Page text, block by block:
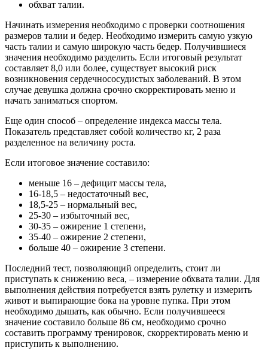
обхват талии.
Начинать измерения необходимо с проверки соотношения
размеров талии и бедер. Необходимо измерить самую узкую
часть талии и самую широкую часть бедер. Получившиеся
значения необходимо разделить. Если итоговый результат
составляет 8,0 или более, существует высокий риск
возникновения сердечнососудистых заболеваний. В этом
случае девушка должна срочно скорректировать меню и
начать заниматься спортом.
Еще один способ – определение индекса массы тела.
Показатель представляет собой количество кг, 2 раза
разделенное на величину роста.
Если итоговое значение составило:
меньше 16 – дефицит массы тела,
16-18,5 – недостаточный вес,
18,5-25 – нормальный вес,
25-30 – избыточный вес,
30-35 – ожирение 1 степени,
35-40 – ожирение 2 степени,
больше 40 – ожирение 3 степени.
Последний тест, позволяющий определить, стоит ли
приступать к снижению веса, – измерение обхвата талии. Для
выполнения действия потребуется взять рулетку и измерить
живот и выпирающие бока на уровне пупка. При этом
необходимо дышать, как обычно. Если получившееся
значение составило больше 86 см, необходимо срочно
составить программу тренировок, скорректировать меню и
приступить к выполнению.